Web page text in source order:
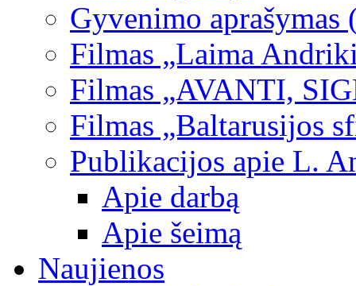
Gyvenimo aprašymas
Filmas „Laima
Filmas „AVANTI,
Filmas „Baltarusijos
Publikacijos apie L.
Apie darbą
Apie šeimą
Naujienos